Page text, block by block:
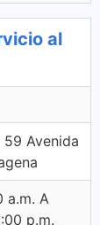
al
Avenida
a.m. A
p.m.